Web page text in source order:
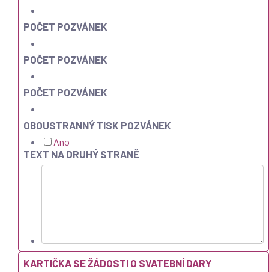
POČET POZVÁNEK
POČET POZVÁNEK
POČET POZVÁNEK
OBOUSTRANNÝ TISK POZVÁNEK
Ano
TEXT NA DRUHÝ STRANĚ
KARTIČKA SE ŽÁDOSTI O SVATEBNÍ DARY